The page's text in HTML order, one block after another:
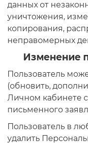
данных от
уничтожения,
копирования,
неправомерных
Изменение
Пользователь
(обновить,
Личном кабинете
письменного
Пользователь в
удалить